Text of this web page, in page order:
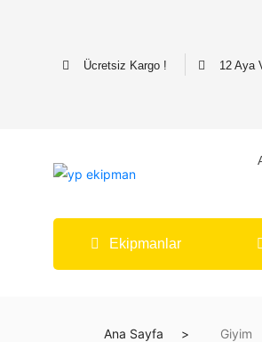
Ücretsiz Kargo ! 12 Aya
Ekipmanlar
Ana Sayfa Giyim